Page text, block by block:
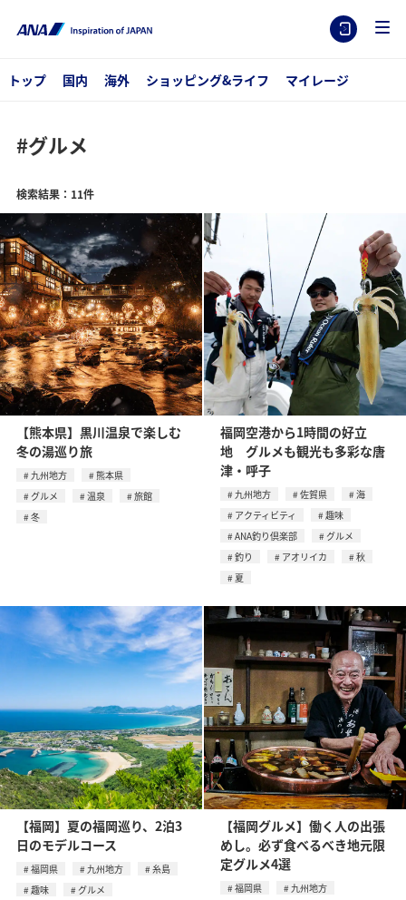
トップ 国内 海外 ショッピング&ライフ マイレージ
#グルメ
検索結果：11件
【熊本県】黒川温泉で楽しむ
冬の湯巡り旅
九州地方
熊本県
グルメ
温泉
旅館
冬
福岡空港から1時間の好立
地 グルメも観光も多彩な唐
津・呼子
九州地方 佐賀県
海
アクティビティ
趣味
ANA釣り倶楽部
グルメ
釣り
アオリイカ
秋
夏
【福岡】夏の福岡巡り、2泊3
日のモデルコース
福岡県 九州地方
糸島
趣味
グルメ
【福岡グルメ】働く人の出張
めし。必ず食べるべき地元限
定グルメ4選
福岡県
九州地方